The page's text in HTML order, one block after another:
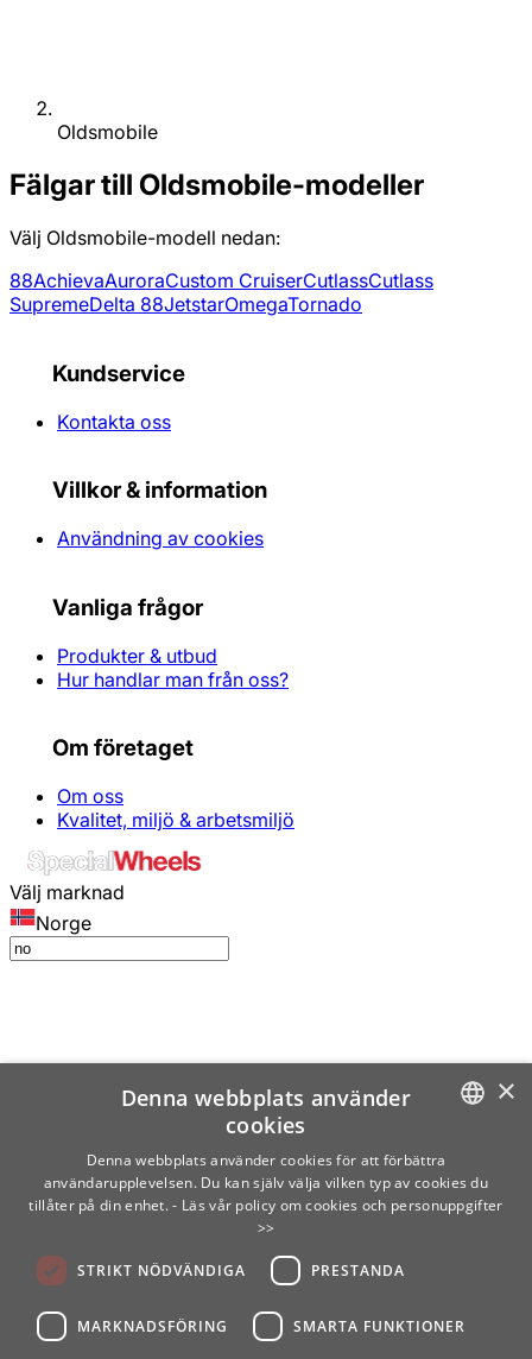
Oldsmobile
Fälgar till Oldsmobile-modeller
Välj Oldsmobile-modell nedan:
88AchievaAuroraCustom CruiserCutlassCutlass
SupremeDelta 88JetstarOmegaTornado
Kundservice
Kontakta oss
Villkor & information
Användning av cookies
Vanliga frågor
Produkter & utbud
Hur handlar man från oss?
Om företaget
Om oss
Kvalitet, miljö & arbetsmiljö
Välj marknad
Norge
SWEDISH
×
Denna webbplats använder
cookies
Denna webbplats använder cookies för att förbättra
användarupplevelsen. Du kan själv välja vilken typ av cookies du
tillåter på din enhet. - Läs vår policy om cookies och personuppgifter
>>
STRIKT NÖDVÄNDIGA PRESTANDA
MARKNADSFÖRING SMARTA FUNKTIONER